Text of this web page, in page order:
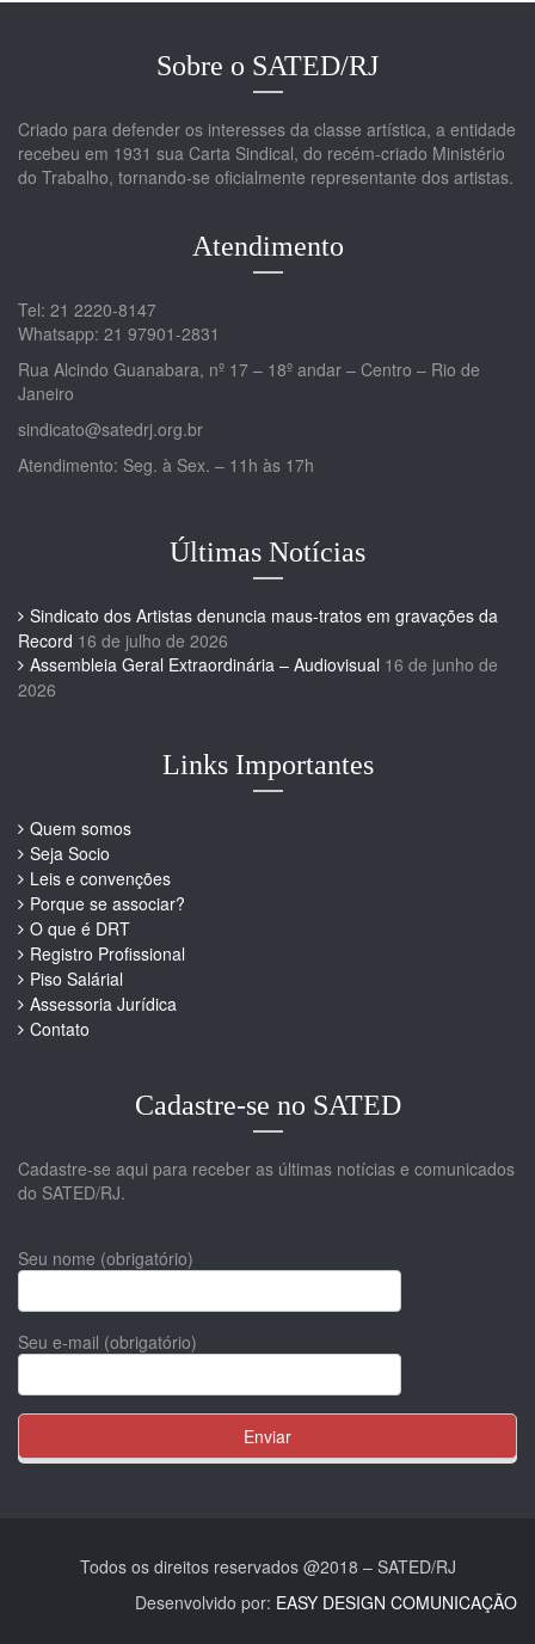
Sobre o SATED/RJ
Criado para defender os interesses da classe artística, a entidade
recebeu em 1931 sua Carta Sindical, do recém-criado Ministério
do Trabalho, tornando-se oficialmente representante dos artistas.
Atendimento
Tel: 21 2220-8147
Whatsapp: 21 97901-2831
Rua Alcindo Guanabara, nº 17 – 18º andar – Centro – Rio de
Janeiro
sindicato@satedrj.org.br
Atendimento: Seg. à Sex. – 11h às 17h
Últimas Notícias
Sindicato dos Artistas denuncia maus-tratos em gravações da
Record 16 de julho de 2026
Assembleia Geral Extraordinária – Audiovisual 16 de junho de
2026
Links Importantes
Quem somos
Seja Socio
Leis e convenções
Porque se associar?
O que é DRT
Registro Profissional
Piso Salárial
Assessoria Jurídica
Contato
Cadastre-se no SATED
Cadastre-se aqui para receber as últimas notícias e comunicados
do SATED/RJ.
Seu nome (obrigatório)
Seu e-mail (obrigatório)
Todos os direitos reservados @2018 – SATED/RJ
Desenvolvido por: EASY DESIGN COMUNICAÇÃO